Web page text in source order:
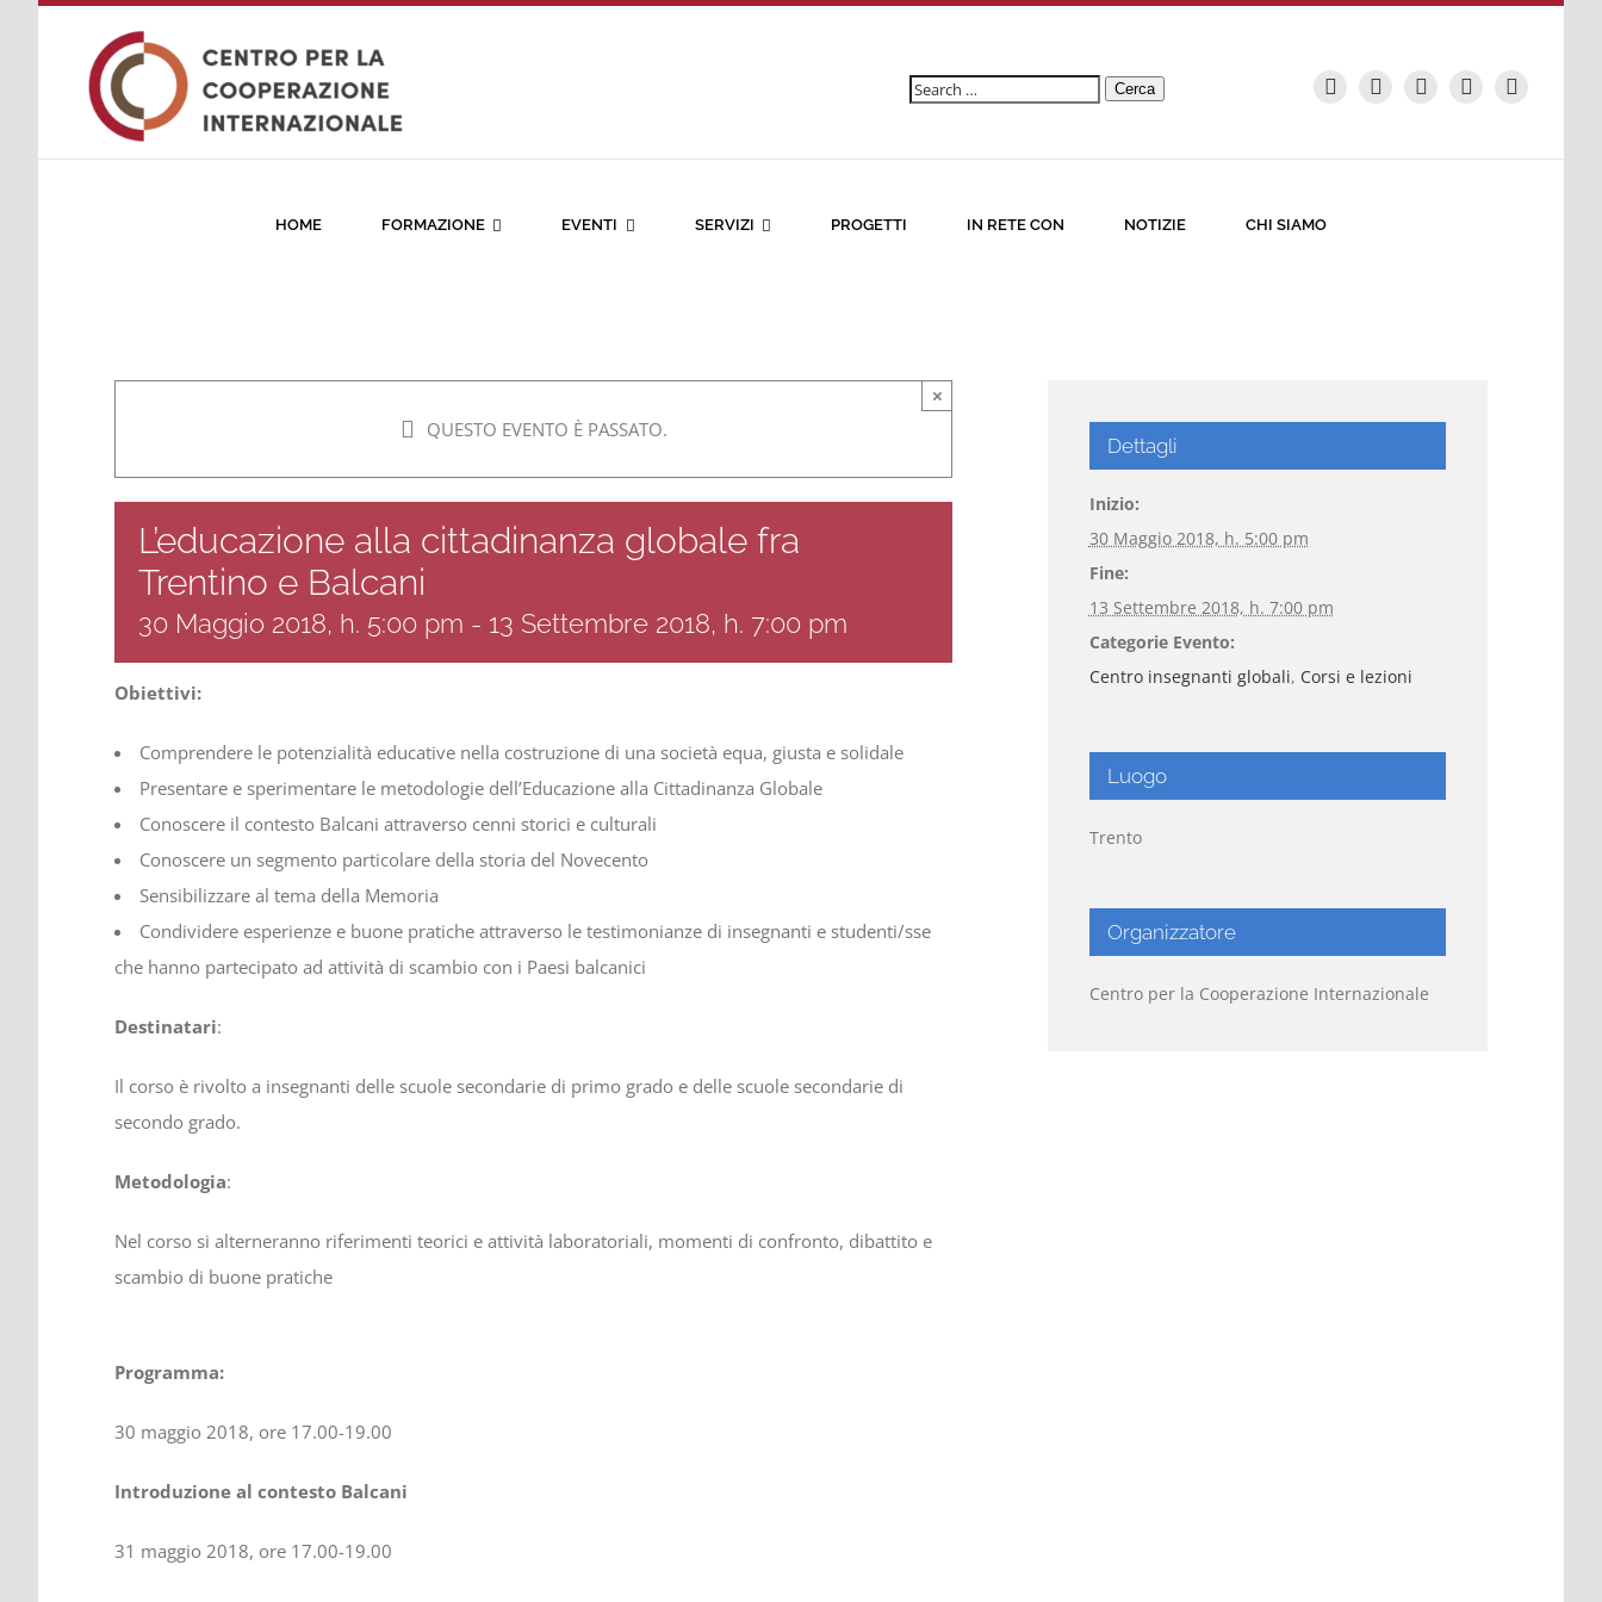
Ricerca
Cerca
HOME FORMAZIONE EVENTI SERVIZI PROGETTI IN RETE CON NOTIZIE CHI SIAMO
QUESTO EVENTO È PASSATO.
×
L’educazione alla cittadinanza globale fra
Trentino e Balcani
30 Maggio 2018, h. 5:00 pm - 13 Settembre 2018, h. 7:00 pm
Obiettivi:
Comprendere le potenzialità educative nella costruzione di una società equa, giusta e solidale
Presentare e sperimentare le metodologie dell’Educazione alla Cittadinanza Globale
Conoscere il contesto Balcani attraverso cenni storici e culturali
Conoscere un segmento particolare della storia del Novecento
Sensibilizzare al tema della Memoria
Condividere esperienze e buone pratiche attraverso le testimonianze di insegnanti e studenti/sse
che hanno partecipato ad attività di scambio con i Paesi balcanici
Destinatari:
Il corso è rivolto a insegnanti delle scuole secondarie di primo grado e delle scuole secondarie di
secondo grado.
Metodologia:
Nel corso si alterneranno riferimenti teorici e attività laboratoriali, momenti di confronto, dibattito e
scambio di buone pratiche
Programma:
30 maggio 2018, ore 17.00-19.00
Introduzione al contesto Balcani
31 maggio 2018, ore 17.00-19.00
Dettagli
Inizio:
30 Maggio 2018, h. 5:00 pm
Fine:
13 Settembre 2018, h. 7:00 pm
Categorie Evento:
Centro insegnanti globali, Corsi e lezioni
Luogo
Trento
Organizzatore
Centro per la Cooperazione Internazionale